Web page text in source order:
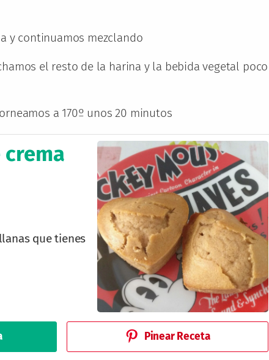
y continuamos mezclando
el resto de la harina y la bebida vegetal poco
a 170º unos 20 minutos
que tienes
Pinear Receta